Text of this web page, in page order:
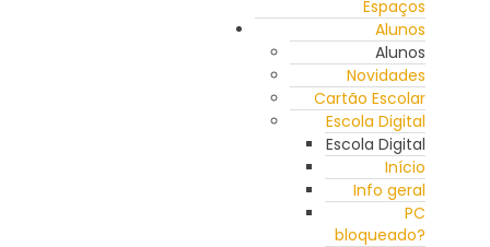
Espaços
Alunos
Alunos
Novidades
Cartão Escolar
Escola Digital
Escola Digital
Início
Info geral
PC
bloqueado?